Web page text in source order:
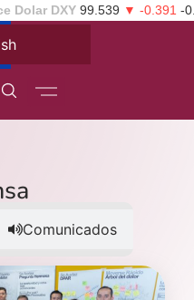
DXY 99.539 ▼ -0.391-0.39%
Comunicados